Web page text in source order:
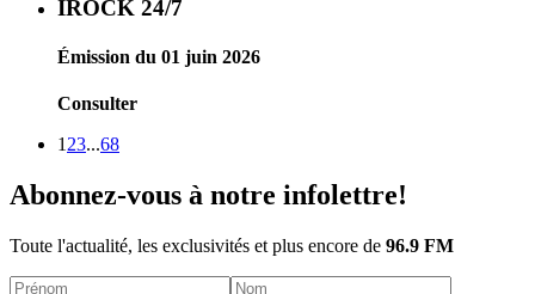
IROCK 24/7
Émission du 01 juin 2026
Consulter
1 23...68
Abonnez-vous à notre infolettre!
Toute l'actualité, les exclusivités et plus encore de 96.9 FM